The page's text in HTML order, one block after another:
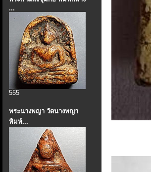
...
555
พระนางพญา วัดนางพญา
พิมพ์...